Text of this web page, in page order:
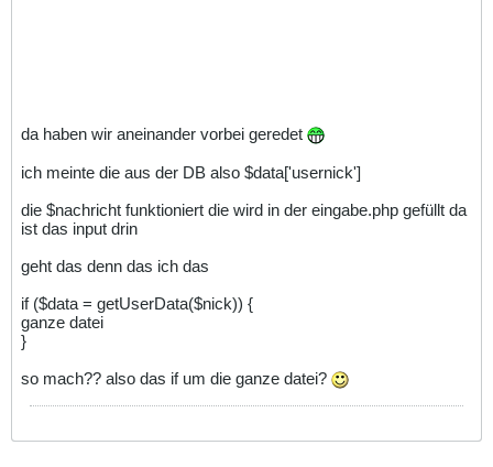
da haben wir aneinander vorbei geredet
ich meinte die aus der DB also $data['usernick']
die $nachricht funktioniert die wird in der eingabe.php gefüllt da
ist das input drin
geht das denn das ich das
if ($data = getUserData($nick)) {
ganze datei
}
so mach?? also das if um die ganze datei?